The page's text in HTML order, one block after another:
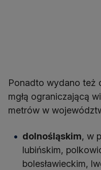
Ponadto wydano też
mgłą ograniczającą
metrów w
dolnośląskim, w
lubińskim,
bolesławieckim,